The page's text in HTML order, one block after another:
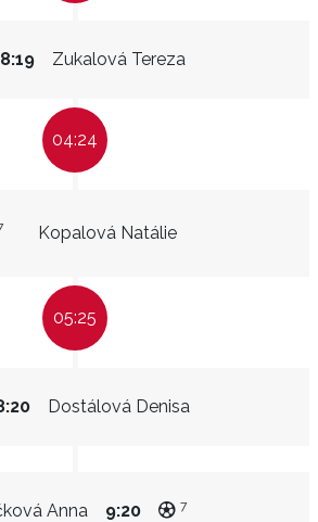
Zukalová Tereza
8:19
04:24
Kopalová Natálie
05:25
Dostálová Denisa
Anna 9:20 7